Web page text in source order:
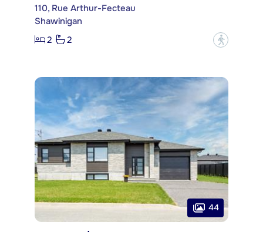
110, Rue Arthur-Fecteau
Shawinigan
2
2 ?
44